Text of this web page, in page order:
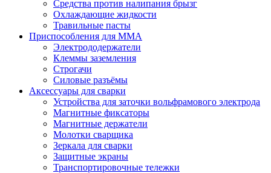
Средства против налипания брызг
Охлаждающие жидкости
Травильные пасты
Приспособления для ММА
Электрододержатели
Клеммы заземления
Строгачи
Силовые разъёмы
Аксессуары для сварки
Устройства для заточки вольфрамового электрода
Магнитные фиксаторы
Магнитные держатели
Молотки сварщика
Зеркала для сварки
Защитные экраны
Транспортировочные тележки